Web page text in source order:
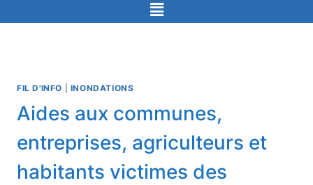
FIL D'INFO INONDATIONS
Aides aux communes,
entreprises, agriculteurs et
habitants victimes des